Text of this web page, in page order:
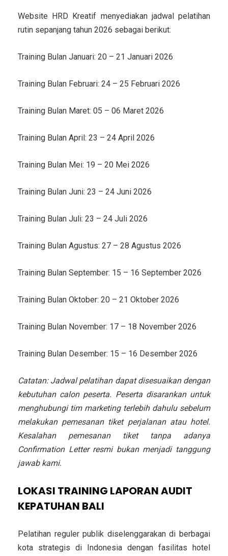
Website HRD Kreatif menyediakan jadwal pelatihan
rutin sepanjang tahun 2026 sebagai berikut:
Training Bulan Januari: 20 – 21 Januari 2026
Training Bulan Februari: 24 – 25 Februari 2026
Training Bulan Maret: 05 – 06 Maret 2026
Training Bulan April: 23 – 24 April 2026
Training Bulan Mei: 19 – 20 Mei 2026
Training Bulan Juni: 23 – 24 Juni 2026
Training Bulan Juli: 23 – 24 Juli 2026
Training Bulan Agustus: 27 – 28 Agustus 2026
Training Bulan September: 15 – 16 September 2026
Training Bulan Oktober: 20 – 21 Oktober 2026
Training Bulan November: 17 – 18 November 2026
Training Bulan Desember: 15 – 16 Desember 2026
Catatan: Jadwal pelatihan dapat disesuaikan dengan
kebutuhan calon peserta. Peserta disarankan untuk
menghubungi tim marketing terlebih dahulu sebelum
melakukan pemesanan tiket perjalanan atau hotel.
Kesalahan pemesanan tiket tanpa adanya
Confirmation Letter resmi bukan menjadi tanggung
jawab kami.
LOKASI TRAINING LAPORAN AUDIT
KEPATUHAN BALI
Pelatihan reguler publik diselenggarakan di berbagai
kota strategis di Indonesia dengan fasilitas hotel